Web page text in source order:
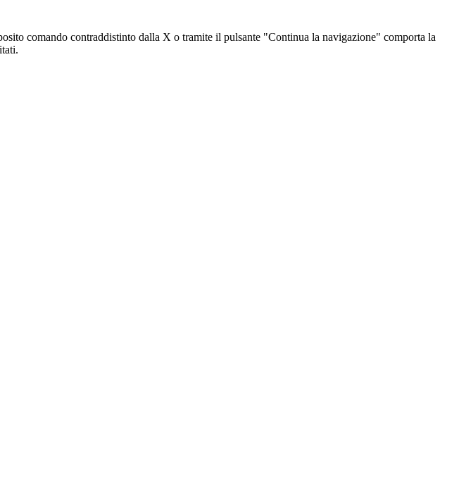
comando contraddistinto dalla X o tramite il pulsante "Continua la navigazione" comporta la